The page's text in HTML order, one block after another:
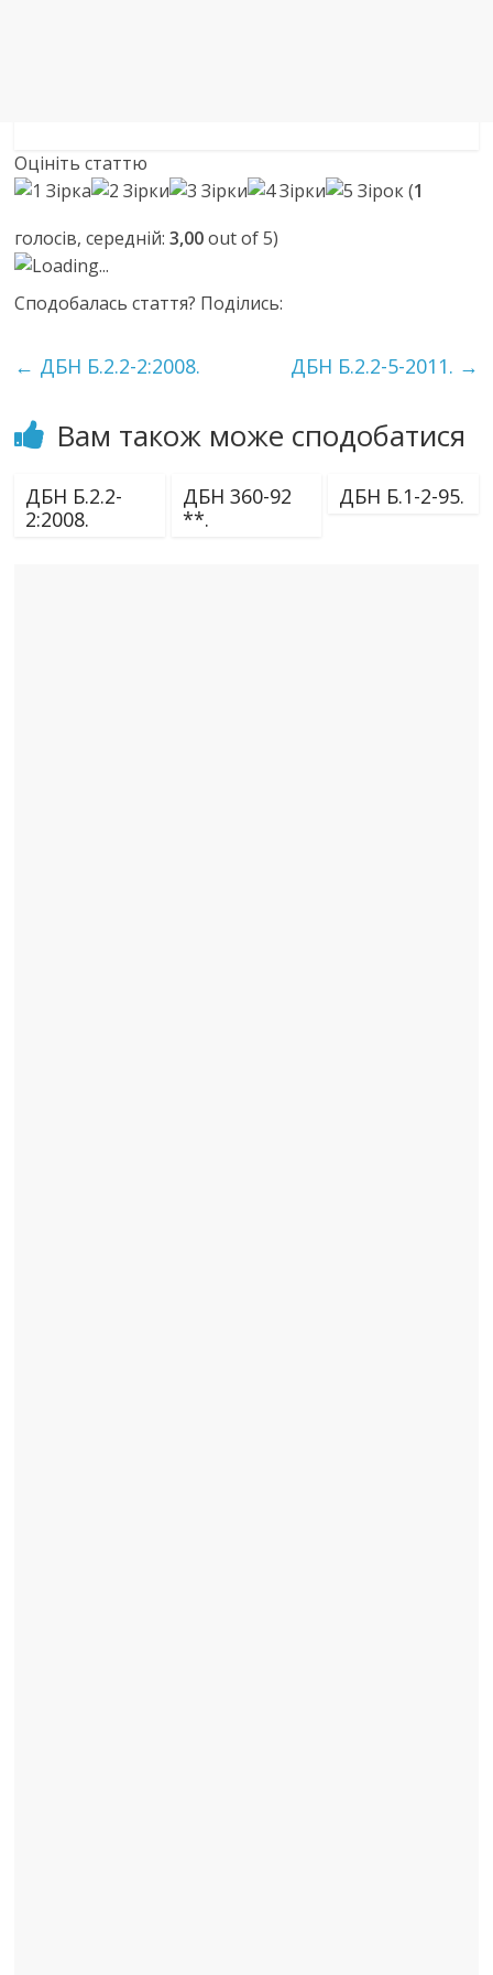
Оцініть статтю
(1
голосів, середній:3,00out of 5)
Loading...
Сподобалась стаття? Поділись:
← ДБН Б.2.2-2:2008. ДБН Б.2.2-5-2011. →
Вам також може сподобатися
ДБН Б.2.2-
2:2008.
ДБН 360-92
**.
ДБН Б.1-2-95.